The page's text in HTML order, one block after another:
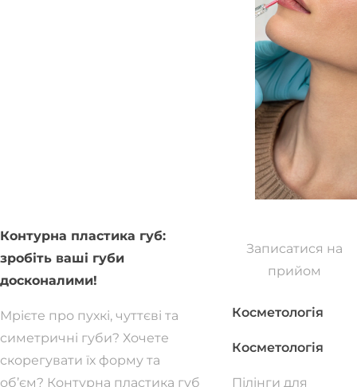
Контурна пластика губ:
зробіть ваші губи
досконалими!
Мрієте про пухкі, чуттєві та
симетричні губи? Хочете
скорегувати їх форму та
об’єм? Контурна пластика губ
Записатися на
прийом
Косметологія
Косметологія
Пілінги для